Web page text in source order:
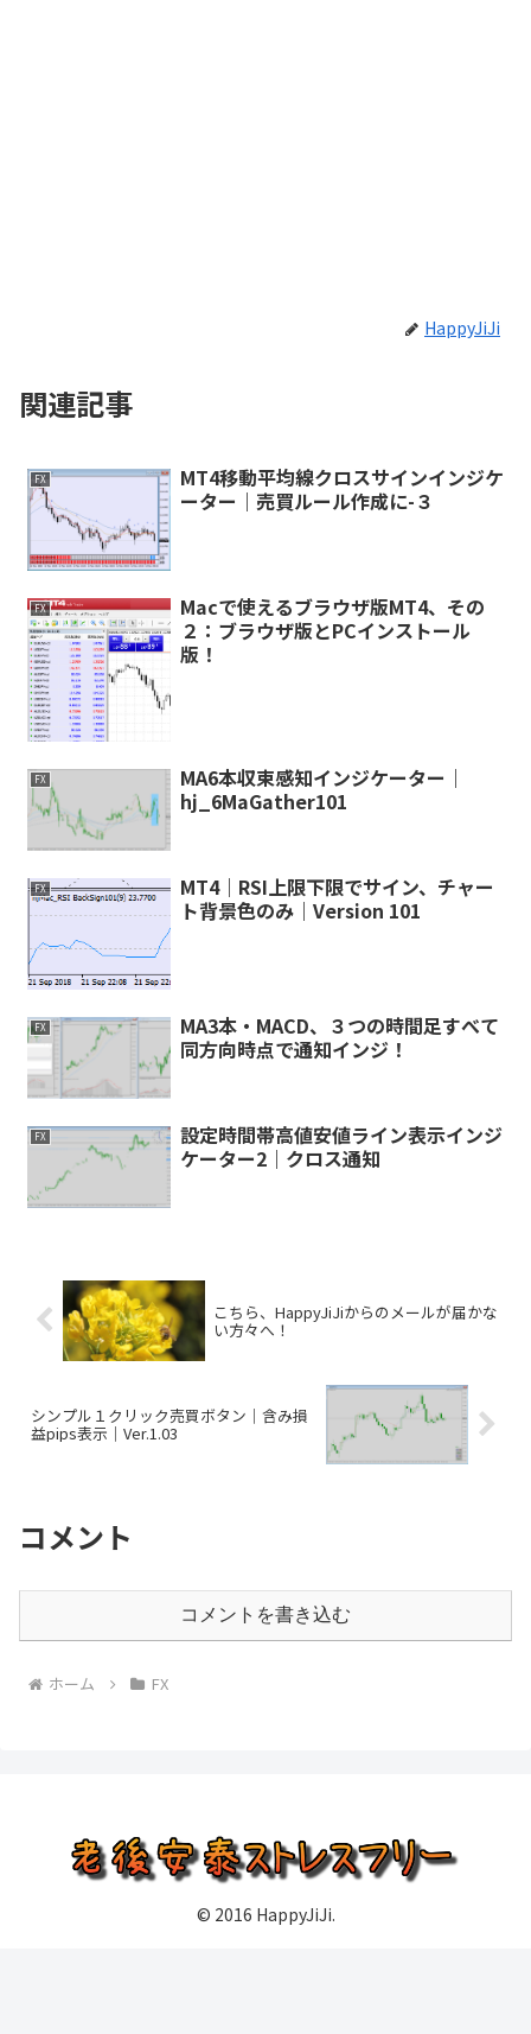
HappyJiJi
関連記事
FX
MT4移動平均線クロスサインインジケ
ーター｜売買ルール作成に-３
FX
Macで使えるブラウザ版MT4、その
２：ブラウザ版とPCインストール
版！
FX
MA6本収束感知インジケーター｜
hj_6MaGather101
FX
MT4｜RSI上限下限でサイン、チャー
ト背景色のみ｜Version 101
FX
MA3本・MACD、３つの時間足すべて
同方向時点で通知インジ！
FX
設定時間帯高値安値ライン表示インジ
ケーター2｜クロス通知
こちら、HappyJiJiからのメールが届かな
い方々へ！
シンプル１クリック売買ボタン｜含み損
益pips表示｜Ver.1.03
コメント
コメントを書き込む
ホーム FX
© 2016 HappyJiJi.